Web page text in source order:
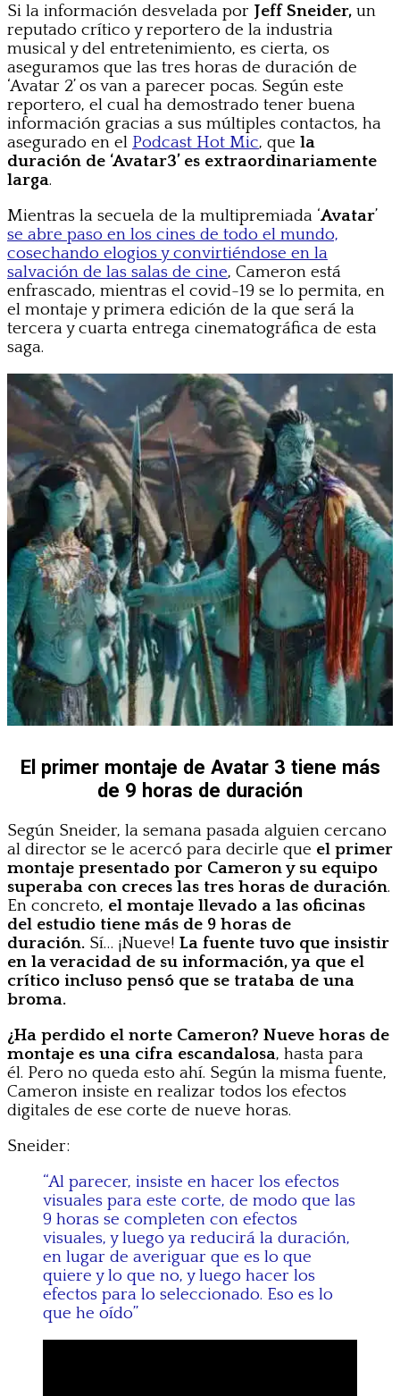
Si la información desvelada por Jeff Sneider, un
reputado crítico y reportero de la industria
musical y del entretenimiento, es cierta, os
aseguramos que las tres horas de duración de
‘Avatar 2’ os van a parecer pocas. Según este
reportero, el cual ha demostrado tener buena
información gracias a sus múltiples contactos, ha
asegurado en el Podcast Hot Mic, que la
duración de ‘Avatar3’ es extraordinariamente
larga.
Mientras la secuela de la multipremiada ‘Avatar’
se abre paso en los cines de todo el mundo,
cosechando elogios y convirtiéndose en la
salvación de las salas de cine, Cameron está
enfrascado, mientras el covid-19 se lo permita, en
el montaje y primera edición de la que será la
tercera y cuarta entrega cinematográfica de esta
saga.
El primer montaje de Avatar 3 tiene más
de 9 horas de duración
Según Sneider, la semana pasada alguien cercano
al director se le acercó para decirle que el primer
montaje presentado por Cameron y su equipo
superaba con creces las tres horas de duración.
En concreto, el montaje llevado a las oficinas
del estudio tiene más de 9 horas de
duración. Sí… ¡Nueve! La fuente tuvo que insistir
en la veracidad de su información, ya que el
crítico incluso pensó que se trataba de una
broma.
¿Ha perdido el norte Cameron? Nueve horas de
montaje es una cifra escandalosa, hasta para
él. Pero no queda esto ahí. Según la misma fuente,
Cameron insiste en realizar todos los efectos
digitales de ese corte de nueve horas.
Sneider:
“Al parecer, insiste en hacer los efectos
visuales para este corte, de modo que las
9 horas se completen con efectos
visuales, y luego ya reducirá la duración,
en lugar de averiguar que es lo que
quiere y lo que no, y luego hacer los
efectos para lo seleccionado. Eso es lo
que he oído”